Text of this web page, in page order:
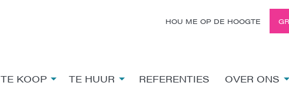
TE KOOP TE HUUR REFERENTIES OVER ONS
HOU ME OP DE HOOGTE